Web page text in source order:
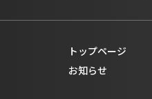
トップページ
お知らせ